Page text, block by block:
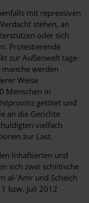
mit repressiven
stehen, an
oder sich
Protestierende
zur Außenwelt tage-
werden
Weise
Menschen in
getötet und
an die Gerichte
vielfach
zur Last.
Inhaftierten und
sich zwei schiitische
al-'Amr und Scheich
bzw. Juli 2012